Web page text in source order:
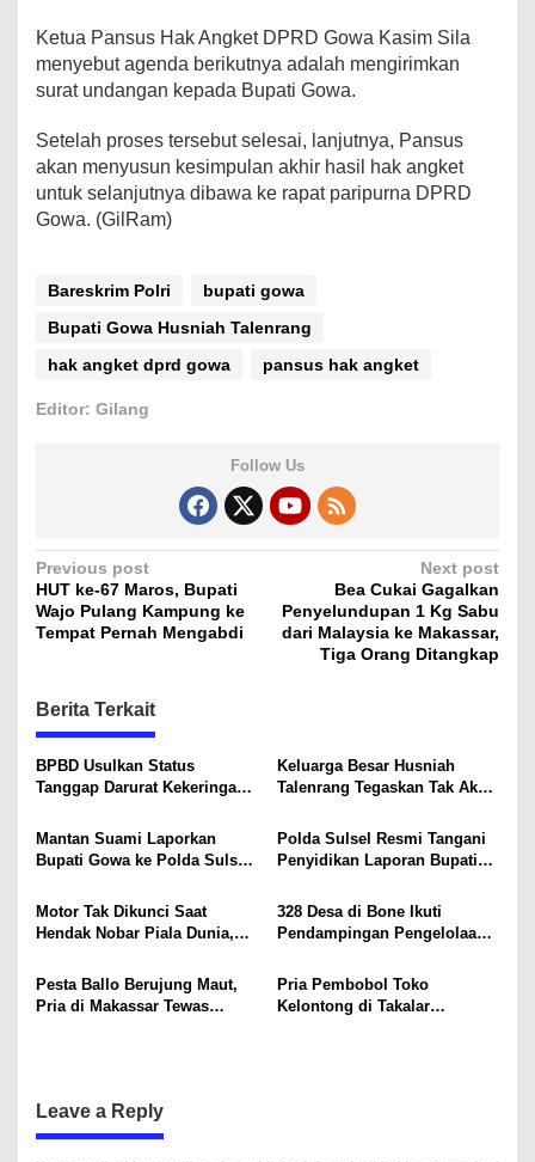
Ketua Pansus Hak Angket DPRD Gowa Kasim Sila
menyebut agenda berikutnya adalah mengirimkan
surat undangan kepada Bupati Gowa.
Setelah proses tersebut selesai, lanjutnya, Pansus
akan menyusun kesimpulan akhir hasil hak angket
untuk selanjutnya dibawa ke rapat paripurna DPRD
Gowa. (GilRam)
Bareskrim Polri
bupati gowa
Bupati Gowa Husniah Talenrang
hak angket dprd gowa
pansus hak angket
Editor: Gilang
Follow Us
P
o
s
n
a
v
g
a
t
i
o
n
Previous post
HUT ke-67 Maros, Bupati
Wajo Pulang Kampung ke
Tempat Pernah Mengabdi
Next post
Bea Cukai Gagalkan
Penyelundupan 1 Kg Sabu
dari Malaysia ke Makassar,
Tiga Orang Ditangkap
Berita Terkait
BPBD Usulkan Status
Tanggap Darurat Kekeringan
Warga Mulai Krisis Air Bersih
Keluarga Besar Husniah
Talenrang Tegaskan Tak Akan
Hukum
Mantan Suami Laporkan
Bupati Gowa ke Polda Sulsel,
Palsu dan Penggelapan
Polda Sulsel Resmi Tangani
Penyidikan Laporan Bupati
Motor Tak Dikunci Saat
Hendak Nobar Piala Dunia,
328 Desa di Bone Ikuti
Pendampingan Pengelolaan
Dana Desa
Pesta Ballo Berujung Maut,
Pria di Makassar Tewas
Pria Pembobol Toko
Kelontong di Takalar
Leave a Reply